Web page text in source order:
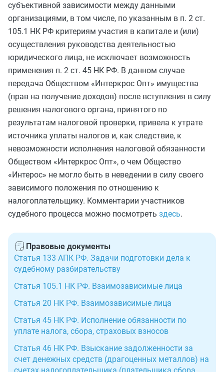
субъективной зависимости между данными
организациями, в том числе, по указанным в п. 2 ст.
105.1 НК РФ критериям участия в капитале и (или)
осуществления руководства деятельностью
юридического лица, не исключает возможность
применения п. 2 ст. 45 НК РФ. В данном случае
передача Обществом «Интеркрос Опт» имущества
(прав на получение доходов) после вступления в силу
решения налогового органа, принятого по
результатам налоговой проверки, привела к утрате
источника уплаты налогов и, как следствие, к
невозможности исполнения налоговой обязанности
Обществом «Интеркрос Опт», о чем Общество
«Интерос» не могло быть в неведении в силу своего
зависимого положения по отношению к
налогоплательщику. Комментарии участников
судебного процесса можно посмотреть здесь.
Правовые документы
Статья 133 АПК РФ. Задачи подготовки дела к
судебному разбирательству
Статья 105.1 НК РФ. Взаимозависимые лица
Статья 20 НК РФ. Взаимозависимые лица
Статья 45 НК РФ. Исполнение обязанности по
уплате налога, сбора, страховых взносов
Статья 46 НК РФ. Взыскание задолженности за
счет денежных средств (драгоценных металлов) на